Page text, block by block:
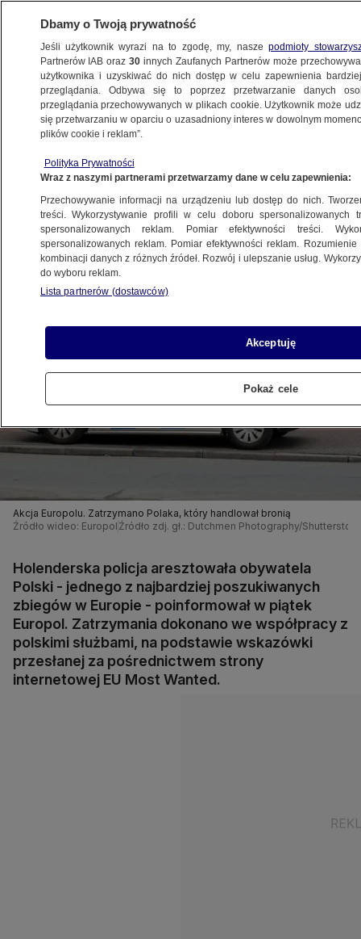
POLSKA
Był na liście najbardziej poszukiwanych
w Europie
24.01.2025, 22:46
Udostępnij
Akcja Europolu. Zatrzymano Polaka, który handlował bronią
Źródło wideo: Europol Źródło zdj. gł.: Dutchmen Photography/
Holenderska policja aresztowała obywatela
Polski - jednego z najbardziej poszukiwanych
zbiegów w Europie - poinformował w piątek
Europol. Zatrzymania dokonano we współpracy z
polskimi służbami, na podstawie wskazówki
przesłanej za pośrednictwem strony
internetowej EU Most Wanted.
Dbamy o Twoją prywatność
Jeśli użytkownik wyrazi na to zgodę, my, naszepodmioty
Partnerów IAB oraz30 innych Zaufanych Partnerów może
użytkownika i uzyskiwać do nich dostęp w celu zapewnienia
przeglądania. Odbywa się to poprzez przetwarzanie danych
przeglądania przechowywanych w plikach cookie. Użytkownik może
się przetwarzaniu w oparciu o uzasadniony interes w dowolnym
plików cookie i reklam”.
Polityka Prywatności
Wraz z naszymi partnerami przetwarzamy dane w celu zapewnienia:
Przechowywanie informacji na urządzeniu lub dostęp do nich.
treści. Wykorzystywanie profili w celu doboru spersonalizowanych
spersonalizowanych reklam. Pomiar efektywności treści.
spersonalizowanych reklam. Pomiar efektywności reklam.
kombinacji danych z różnych źródeł. Rozwój i ulepszanie usług.
do wyboru reklam.
Lista partnerów (dostawców)
Akceptuję
Pokaż cele